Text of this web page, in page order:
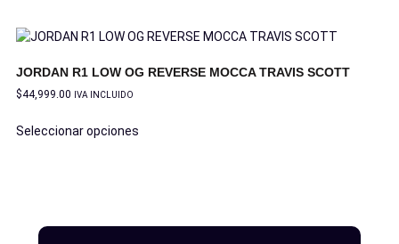
JORDAN R1 LOW OG REVERSE MOCCA TRAVIS SCOTT
$44,999.00 IVA INCLUIDO
Seleccionar opciones